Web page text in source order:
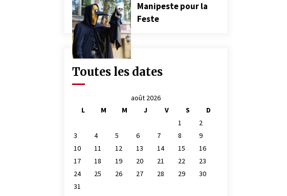
Manipeste pour la
Feste
Toutes les dates
août 2026
L
M M J V S
D
1
2
3
4 5 6 7 8
9
10
11 12 13 14 15
16
17
18 19 20 21 22
23
24
25 26 27 28 29
30
31